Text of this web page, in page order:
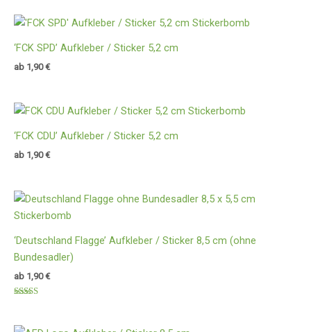
von 5
‘FCK SPD’ Aufkleber / Sticker 5,2 cm
ab 1,90€
‘FCK CDU’ Aufkleber / Sticker 5,2 cm
ab 1,90€
‘Deutschland Flagge’ Aufkleber / Sticker 8,5 cm (ohne
Bundesadler)
ab 1,90€
von 5